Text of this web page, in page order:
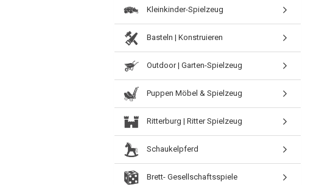
Kleinkinder-Spielzeug
Basteln | Konstruieren
Outdoor | Garten-Spielzeug
Puppen Möbel & Spielzeug
Ritterburg | Ritter Spielzeug
Schaukelpferd
Brett- Gesellschaftsspiele